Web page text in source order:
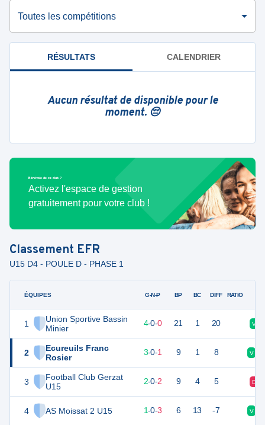
Toutes les compétitions
RÉSULTATS CALENDRIER
Aucun résultat de disponible pour le
moment. 😔
Bénévole de ce club ?
Activez l'espace de gestion
gratuitement pour votre club !
Classement EFR
U15 D4 - POULE D - PHASE 1
ÉQUIPES
1
Union Sportive Bassin
Minier
2
Ecureuils Franc
Rosier
3
Football Club Gerzat
U15
4 AS Moissat 2 U15
G-N-P BP BC DIFF RATIO
12 4 4-0-0 21 1 20 V
9 3-0-1 9 1 8 V
6 2-0-2 9 4 5 D
3 1-0-3 6 13 -7 V